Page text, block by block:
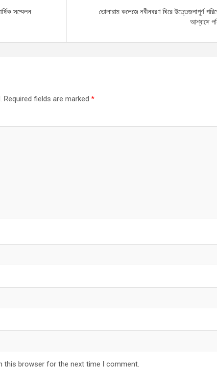
সম্মেলন
তোলারাম কলেজে নবীনবরণ ঘিরে উত্তেজনাপূর্ণ
আশ্বাসে
Required fields are marked *
this browser for the next time I comment.